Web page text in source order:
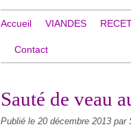
Accueil VIANDES
Contact
Sauté de veau
Publié le 20 décembre 2013 par